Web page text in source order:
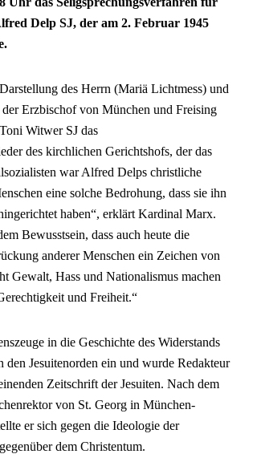
Delp SJ, der am 2. Februar 1945
des Herrn (Mariä Lichtmess) und
Erzbischof von München und Freising
Witwer SJ das
des kirchlichen Gerichtshofs, der das
war Alfred Delps christliche
eine solche Bedrohung, dass sie ihn
haben“, erklärt Kardinal Marx.
Bewusstsein, dass auch heute die
anderer Menschen ein Zeichen von
Gewalt, Hass und Nationalismus machen
und Freiheit.“
in die Geschichte des Widerstands
Jesuitenorden ein und wurde Redakteur
Zeitschrift der Jesuiten. Nach dem
von St. Georg in München-
er sich gegen die Ideologie der
dem Christentum.